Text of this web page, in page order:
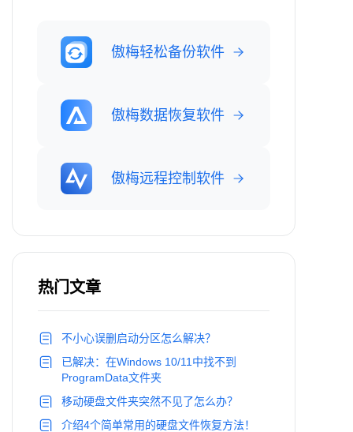
傲梅轻松备份软件
傲梅数据恢复软件
傲梅远程控制软件
热门文章
不小心误删启动分区怎么解决？
已解决：在Windows 10/11中找不到
ProgramData文件夹
移动硬盘文件夹突然不见了怎么办？
介绍4个简单常用的硬盘文件恢复方法！